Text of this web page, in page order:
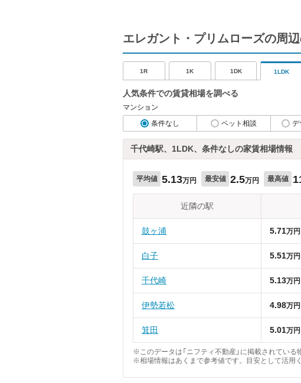
エレガント・プリムローズの周
1R 1K 1DK 1LDK
人気条件での賃貸相場を調べる
マンション
条件なし
ペット相談 デ
千代崎駅、1LDK、条件なしの家賃相場情報
平均値 5.13万円 最安値 2.5万円 最高値
近隣の駅
鼓ヶ浦 5.71万円
白子 5.51万円
千代崎 5.13万円
伊勢若松 4.98万円
箕田 5.01万円
※このデータは「ニフティ不動産」に掲載されてい
※相場情報はあくまで参考値です。目安として活用く